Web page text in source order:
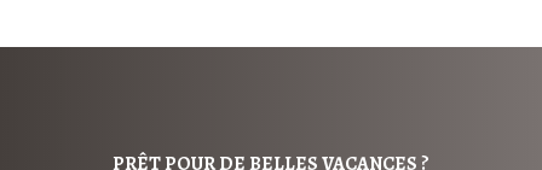
PRÊT POUR DE BELLES VACANCES ?